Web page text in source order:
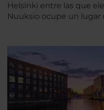
Helsinki entre las que
Nuuksio ocupe un lugar